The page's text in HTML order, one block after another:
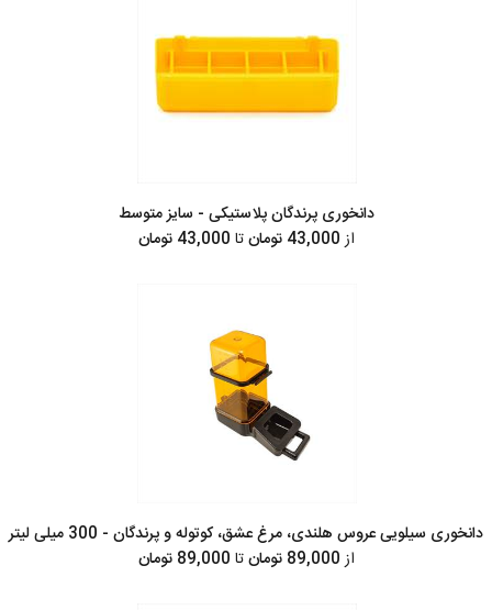
دانخوری پرندگان پلاستیکی - سایز متوسط
از43,000 تومان تا
دانخوری سیلویی عروس هلندی، مرغ عشق، کوتوله و پرندگان - 300 میلی لیتر
از89,000 تومان تا